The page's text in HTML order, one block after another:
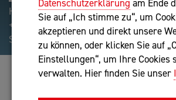
Datenschutzerklärung am Ende
Sie auf „Ich stimme zu“, um
akzeptieren und direkt unsere
zu können, oder klicken Sie auf
Einstellungen“, um Ihre Cookies
verwalten. Hier finden Sie unser
Hilfreiche Suchparameter: Begriff
+webshop, Begriff ausschließen: -
Suchbegriff: "internet of things"
PEVE GMBH